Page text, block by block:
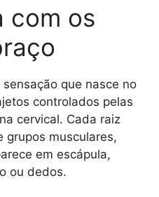
com os
sensação que nasce no
controlados pelas
cervical. Cada raiz
grupos musculares,
em escápula,
ou dedos.